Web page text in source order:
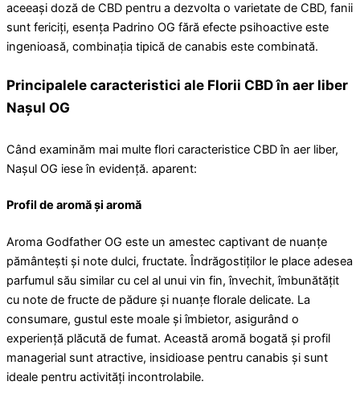
aceeași doză de CBD pentru a dezvolta o varietate de CBD, fanii
sunt fericiți, esența Padrino OG fără efecte psihoactive este
ingenioasă, combinația tipică de canabis este combinată.
Principalele caracteristici ale Florii CBD în aer liber
Nașul OG
Când examinăm mai multe flori caracteristice CBD în aer liber,
Nașul OG iese în evidență. aparent:
Profil de aromă și aromă
Aroma Godfather OG este un amestec captivant de nuanțe
pământești și note dulci, fructate. Îndrăgostiților le place adesea
parfumul său similar cu cel al unui vin fin, învechit, îmbunătățit
cu note de fructe de pădure și nuanțe florale delicate. La
consumare, gustul este moale și îmbietor, asigurând o
experiență plăcută de fumat. Această aromă bogată și profil
managerial sunt atractive, insidioase pentru canabis și sunt
ideale pentru activități incontrolabile.